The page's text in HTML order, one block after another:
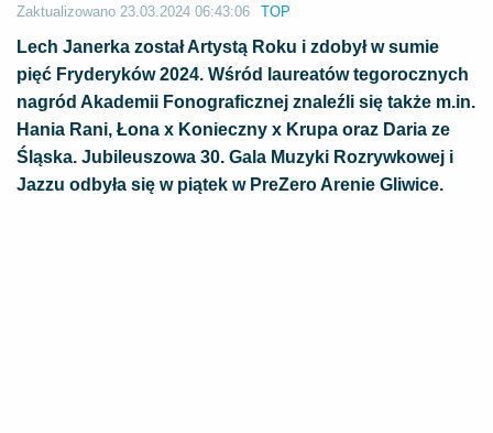
Zaktualizowano 23.03.2024 06:43:06 TOP
Lech Janerka został Artystą Roku i zdobył w sumie
pięć Fryderyków 2024. Wśród laureatów tegorocznych
nagród Akademii Fonograficznej znaleźli się także m.in.
Hania Rani, Łona x Konieczny x Krupa oraz Daria ze
Śląska. Jubileuszowa 30. Gala Muzyki Rozrywkowej i
Jazzu odbyła się w piątek w PreZero Arenie Gliwice.